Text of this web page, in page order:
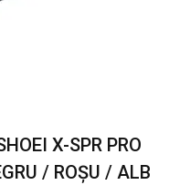
X-SPR PRO
/ ROȘU / ALB